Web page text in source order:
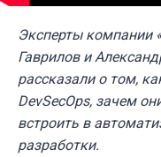
Эксперты компании
Гаврилов и
рассказали о том,
DevSecOps, зачем
встроить в
разработки.